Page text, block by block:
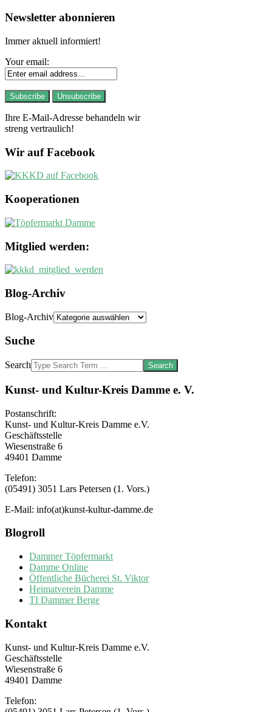
Newsletter abonnieren
Immer aktuell informiert!
Your email:
Ihre E-Mail-Adresse behandeln wir
streng vertraulich!
Wir auf Facebook
Kooperationen
Mitglied werden:
Blog-Archiv
Blog-Archiv
Suche
Search
Kunst- und Kultur-Kreis Damme e. V.
Postanschrift:
Kunst- und Kultur-Kreis Damme e.V.
Geschäftsstelle
Wiesenstraße 6
49401 Damme
Telefon:
(05491) 3051 Lars Petersen (1. Vors.)
E-Mail: info(at)kunst-kultur-damme.de
Blogroll
Dammer Töpfermarkt
Damme Online
Öffentliche Bücherei St. Viktor
Heimatverein Damme
TI Dammer Berge
Kontakt
Kunst- und Kultur-Kreis Damme e.V.
Geschäftsstelle
Wiesenstraße 6
49401 Damme
Telefon: